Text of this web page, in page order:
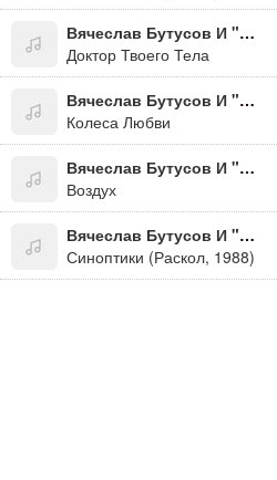
Вячеслав Бутусов И "Наутилус Помпилиус"
Доктор Твоего Тела
Вячеслав Бутусов И "Наутилус Помпилиус"
Колеса Любви
Вячеслав Бутусов И "Наутилус Помпилиус"
Воздух
Вячеслав Бутусов И "Наутилус Помпилиус"
Синоптики (Раскол, 1988)